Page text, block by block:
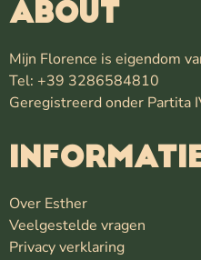
ABOUT
Mijn Florence is eigendom
Tel: +39 3286584810
Geregistreerd onder
Over Esther
Veelgestelde vragen
Privacy verklaring